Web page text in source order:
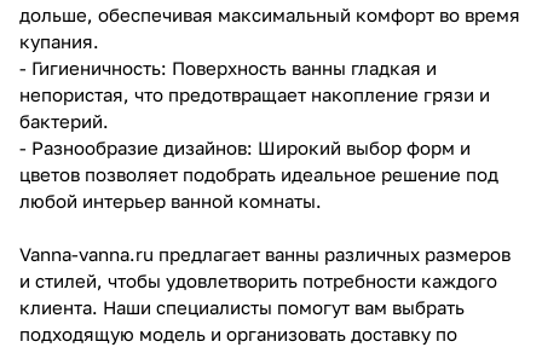
дольше, обеспечивая максимальный комфорт во время
купания.
- Гигиеничность: Поверхность ванны гладкая и
непористая, что предотвращает накопление грязи и
бактерий.
- Разнообразие дизайнов: Широкий выбор форм и
цветов позволяет подобрать идеальное решение под
любой интерьер ванной комнаты.
Vanna-vanna.ru предлагает ванны различных размеров
и стилей, чтобы удовлетворить потребности каждого
клиента. Наши специалисты помогут вам выбрать
подходящую модель и организовать доставку по